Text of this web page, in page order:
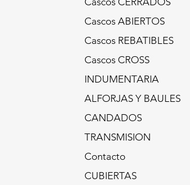
Cascos ABIERTOS
Cascos REBATIBLES
Cascos CROSS
INDUMENTARIA
ALFORJAS Y BAULES
CANDADOS
TRANSMISION
Contacto
CUBIERTAS